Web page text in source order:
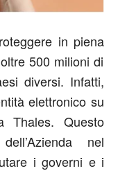
in piena
500 milioni di
diversi. Infatti,
elettronico su
Questo
nel
i governi e i